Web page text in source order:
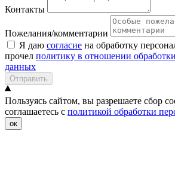
Контакты
Пожелания/комментарии
Я даю согласие на обработку
прочел политику в отношении
данных
Отправить
Пользуясь сайтом, вы разрешаете сбор
соглашаетесь с политикой обработки
ок